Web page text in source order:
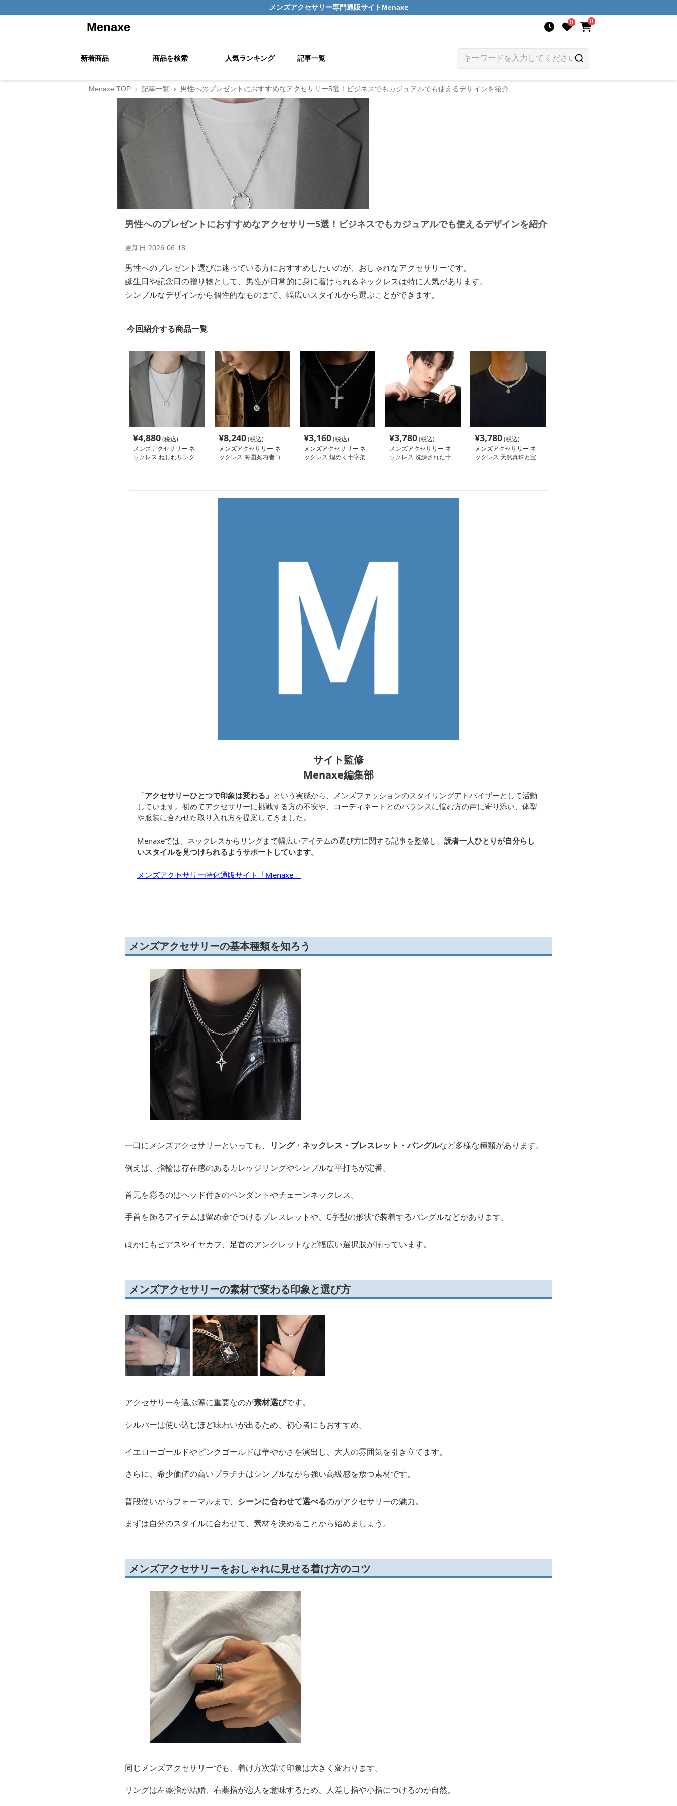
メンズアクセサリー専門通販サイト Menaxe
Menaxe 0 0
新着商品 商品を検索 人気ランキング 記事一覧
Menaxe TOP › 記事一覧 › 男性へのプレゼントにおすすめなアクセサリー5選！ビジネスでもカジュアルでも使えるデザインを紹介
男性へのプレゼントにおすすめなアクセサリー5選！ビジネスでもカジュアルでも使えるデザインを紹介
更新日 2026-06-18
男性へのプレゼント選びに迷っている方におすすめしたいのが、おしゃれなアクセサリーです。
誕生日や記念日の贈り物として、男性が日常的に身に着けられるネックレスは特に人気があります。
シンプルなデザインから個性的なものまで、幅広いスタイルから選ぶことができます。
今回紹介する商品一覧
¥4,880(税込)
メンズアクセサリー ネ
ックレス ねじれリング
¥8,240(税込)
メンズアクセサリー ネ
ックレス 海図案内者コ
¥3,160(税込)
メンズアクセサリー ネ
ックレス 煌めく十字架
¥3,780(税込)
メンズアクセサリー ネ
ックレス 洗練された十
¥3,780(税込)
メンズアクセサリー ネ
ックレス 天然真珠と宝
サイト監修
Menaxe編集部
「アクセサリーひとつで印象は変わる」 という実感から、メンズファッションのスタイリングアドバイザーとして活動
しています。初めてアクセサリーに挑戦する方の不安や、コーディネートとのバランスに悩む方の声に寄り添い、体型
や服装に合わせた取り入れ方を提案してきました。
Menaxeでは、ネックレスからリングまで幅広いアイテムの選び方に関する記事を監修し、 読者一人ひとりが自分らし
いスタイルを見つけられるようサポートしています。
メンズアクセサリー特化通販サイト「Menaxe」
メンズアクセサリーの基本種類を知ろう
一口にメンズアクセサリーといっても、 リング・ネックレス・ブレスレット・バングルなど多様な種類があります。
例えば、指輪は存在感のあるカレッジリングやシンプルな平打ちが定番。
首元を彩るのはヘッド付きのペンダントやチェーンネックレス。
手首を飾るアイテムは留め金でつけるブレスレットや、C字型の形状で装着するバングルなどがあります。
ほかにもピアスやイヤカフ、足首のアンクレットなど幅広い選択肢が揃っています。
メンズアクセサリーの素材で変わる印象と選び方
アクセサリーを選ぶ際に重要なのが素材選びです。
シルバーは使い込むほど味わいが出るため、初心者にもおすすめ。
イエローゴールドやピンクゴールドは華やかさを演出し、大人の雰囲気を引き立てます。
さらに、希少価値の高いプラチナはシンプルながら強い高級感を放つ素材です。
普段使いからフォーマルまで、 シーンに合わせて選べるのがアクセサリーの魅力。
まずは自分のスタイルに合わせて、素材を決めることから始めましょう。
メンズアクセサリーをおしゃれに見せる着け方のコツ
同じメンズアクセサリーでも、着け方次第で印象は大きく変わります。
リングは左薬指が結婚、右薬指が恋人を意味するため、人差し指や小指につけるのが自然。